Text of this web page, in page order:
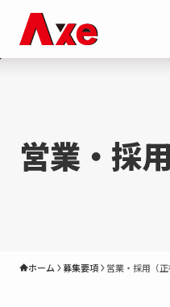
営業・採
ホーム 募集要項 営業・採用（正